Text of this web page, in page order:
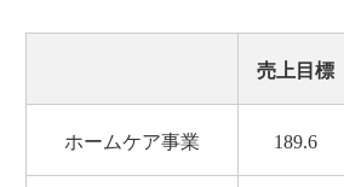
売上目標
ホームケア事業 189.6